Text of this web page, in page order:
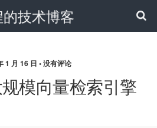
技术博客
1 月 16 日 • 没有评论
模向量检索引擎